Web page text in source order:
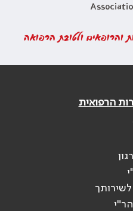
והרופאים ולטובת הרפואה
הרפואית